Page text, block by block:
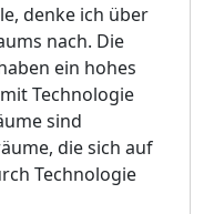
denke ich über
nach. Die
ein hohes
Technologie
sind
die sich auf
Technologie